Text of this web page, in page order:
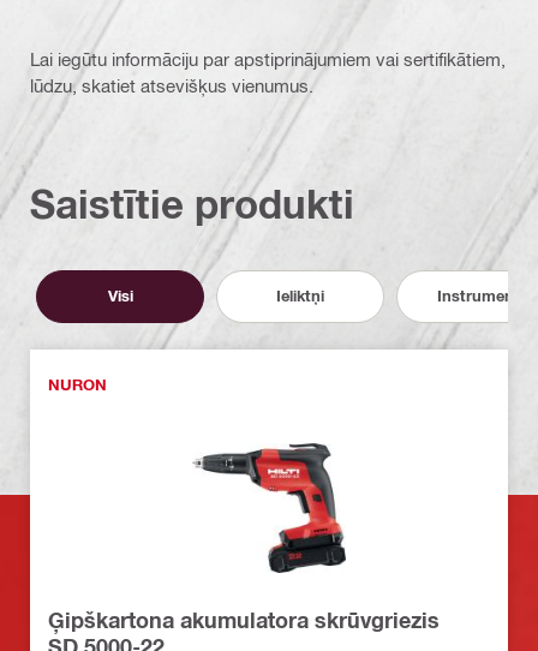
Lai iegūtu informāciju par apstiprinājumiem vai sertifikātiem,
lūdzu, skatiet atsevišķus vienumus.
Saistītie produkti
Visi Ieliktņi Instrumenti
NURON
Ģipškartona akumulatora skrūvgriezis